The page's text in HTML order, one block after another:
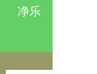
净乐